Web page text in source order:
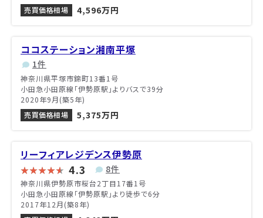
売買価格相場
4,596万円
ココステーション湘南平塚
1件
神奈川県平塚市錦町13番1号
小田急小田原線「伊勢原駅」よりバスで39分
2020年9月(築5年)
売買価格相場
5,375万円
リーフィアレジデンス伊勢原
4.3 8件
神奈川県伊勢原市桜台2丁目17番1号
小田急小田原線「伊勢原駅」より徒歩で6分
2017年12月(築8年)